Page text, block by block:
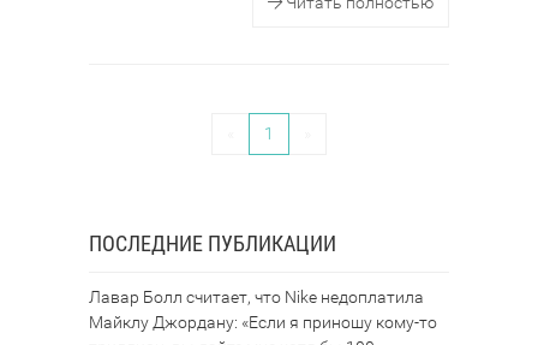
1
ПОСЛЕДНИЕ ПУБЛИКАЦИИ
Лавар Болл считает, что Nike недоплатила
Майклу Джордану: «Если я приношу кому-то